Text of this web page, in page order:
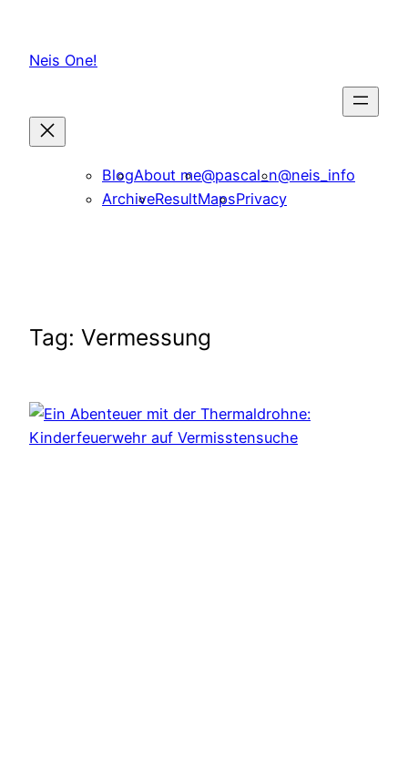
content
Neis One!
BlogAbout me@pascal_n@neis_info
ArchiveResultMapsPrivacy
Tag: Vermessung